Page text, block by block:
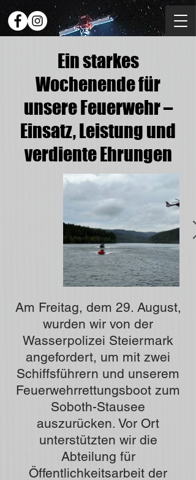
Ein starkes
Wochenende für
unsere Feuerwehr –
Einsatz, Leistung und
verdiente Ehrungen
Am Freitag, dem 29. August,
wurden wir von der
Wasserpolizei Steiermark
angefordert, um mit zwei
Schiffsführern und unserem
Feuerwehrrettungsboot zum
Soboth-Stausee
auszurücken. Vor Ort
unterstützten wir die
Abteilung für
Öffentlichkeitsarbeit der